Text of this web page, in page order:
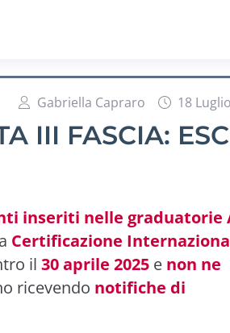
Gabriella Capraro 18
III FASCIA:
inseriti nelle graduatorie
Certificazione
il 30 aprile 2025 e non ne
ricevendo notifiche di